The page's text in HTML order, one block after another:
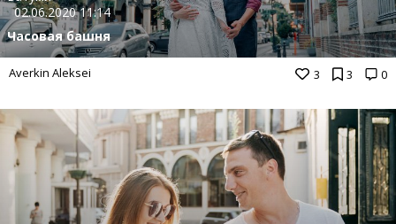
3 3 0
02.06.2020 11:14
Часовая башня
Averkin Aleksei